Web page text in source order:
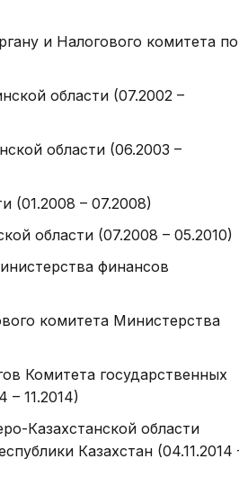
и Налогового комитета по
области (07.2002 –
области (06.2003 –
(01.2008 – 07.2008)
области (07.2008 – 05.2010)
финансов
комитета Министерства
Комитета государственных
– 11.2014)
Казахстанской области
Казахстан (04.11.2014